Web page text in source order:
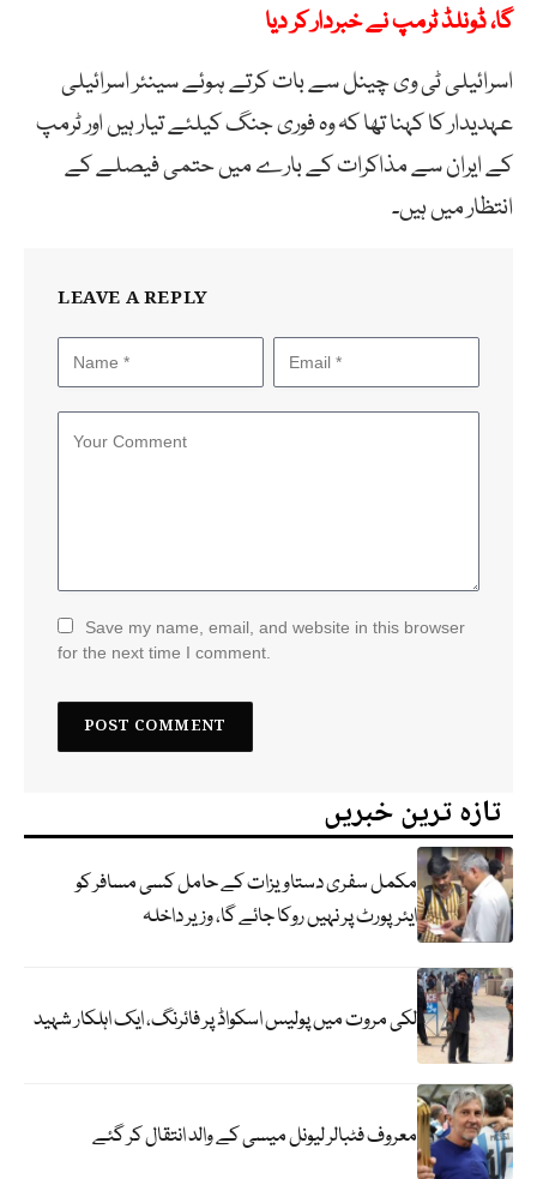
گا، ڈونلڈ ٹرمپ نے خبردار کر دیا
اسرائیلی ٹی وی چینل سے بات کرتے ہوئے سینئر اسرائیلی
عہدیدار کا کہنا تھا کہ وہ فوری جنگ کیلئے تیار ہیں اور ٹرمپ
کے ایران سے مذاکرات کے بارے میں حتمی فیصلے کے
انتظار میں ہیں۔
LEAVE A REPLY
Save my name, email, and website in this browser
for the next time I comment.
تازہ ترین خبریں
مکمل سفری دستاویزات کے حامل کسی مسافر کو
ایئرپورٹ پر نہیں روکا جائے گا، وزیر داخلہ
لکی مروت میں پولیس اسکواڈ پر فائرنگ، ایک اہلکار شہید
معروف فٹبالر لیونل میسی کے والد انتقال کر گئے